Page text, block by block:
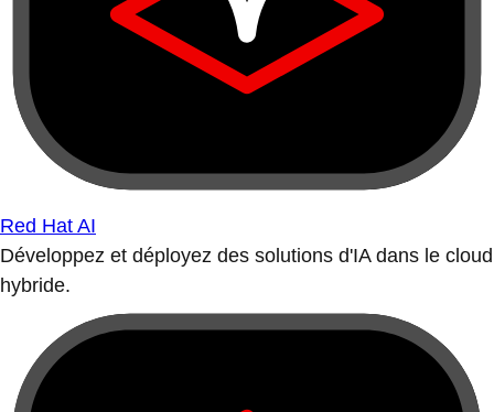
Red Hat AI
Développez et déployez des solutions d'IA dans le cloud
hybride.